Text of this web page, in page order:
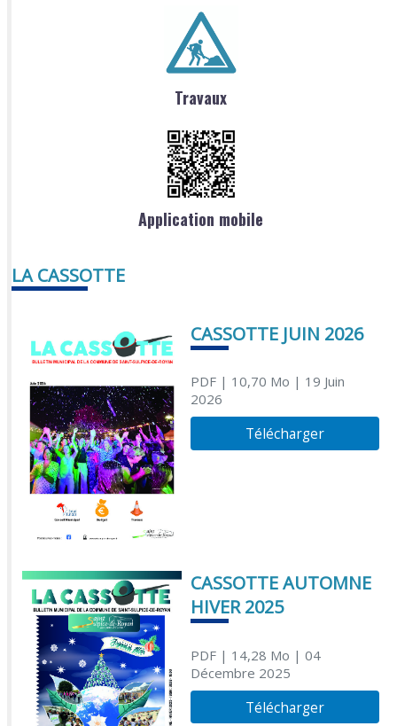
Travaux
Application mobile
LA CASSOTTE
CASSOTTE JUIN 2026
PDF| 10,70 Mo | 19 Juin
2026
Télécharger
CASSOTTE AUTOMNE
HIVER 2025
PDF| 14,28 Mo | 04
Décembre 2025
Télécharger